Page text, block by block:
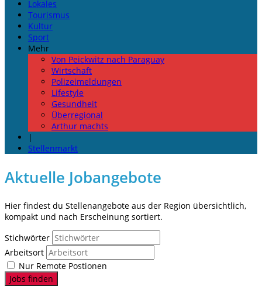
Lokales
Tourismus
Kultur
Sport
Mehr
Von Peickwitz nach Paraguay
Wirtschaft
Polizeimeldungen
Lifestyle
Gesundheit
Überregional
Arthur machts
|
Stellenmarkt
Aktuelle Jobangebote
Hier findest du Stellenangebote aus der Region übersichtlich,
kompakt und nach Erscheinung sortiert.
Stichwörter
Arbeitsort
Nur Remote Postionen